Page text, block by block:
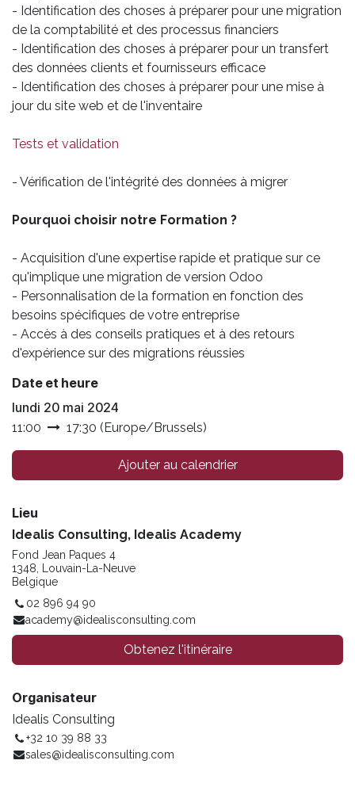
- Identification des choses à préparer pour une migration
de la comptabilité et des processus financiers
- Identification des choses à préparer pour un transfert
des données clients et fournisseurs efficace
- Identification des choses à préparer pour une mise à
jour du site web et de l'inventaire
Tests et validation
- Vérification de l'intégrité des données à migrer
Pourquoi choisir notre Formation ?
- Acquisition d'une expertise rapide et pratique sur ce
qu'implique une migration de version Odoo
- Personnalisation de la formation en fonction des
besoins spécifiques de votre entreprise
- Accès à des conseils pratiques et à des retours
d'expérience sur des migrations réussies
Date et heure
lundi 20 mai 2024
11:00 17:30 (Europe/Brussels)
Ajouter au calendrier
Lieu
Idealis Consulting, Idealis Academy
Fond Jean Paques 4
1348, Louvain-La-Neuve
Belgique
02 896 94 90
academy@idealisconsulting.com
Obtenez l'itinéraire
Organisateur
Idealis Consulting
+32 10 39 88 33
sales@idealisconsulting.com